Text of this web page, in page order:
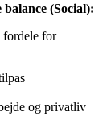
(Social):
fordele for
og privatliv